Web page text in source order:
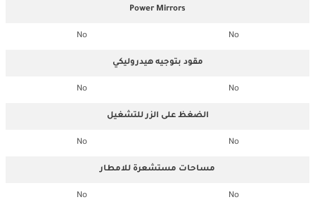
Power Mirrors
No
No
مقود بتوجيه هيدروليكي
No
No
الضغظ على الزر للتشغيل
No
No
مساحات مستشعرة للامطار
No
No